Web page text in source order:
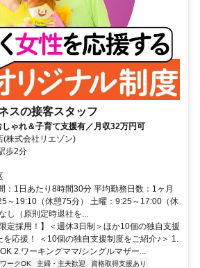
スの接客スタッフ
ゃれ＆子育て支援有／月収32万円可
株式会社リエゾン)
歩2分
：1日あたり8時間30分 平均勤務日数：1ヶ月
～19:10（休憩75分） 土曜：9:25～17:00（休
し（原則定時退社を...
定採用！】＜週休3日制＞ほか10個の独自支援
応援！ ＜10個の独自支援制度をご紹介♪＞ 1.
2.ワーキングママ/シングルマザー...
ークOK 主婦・主夫歓迎
資格取得支援あり